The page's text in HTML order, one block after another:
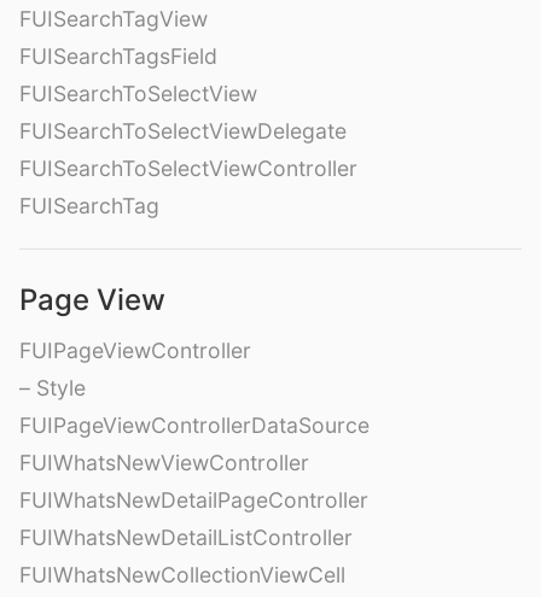
FUISearchTagView
FUISearchTagsField
FUISearchToSelectView
FUISearchToSelectViewDelegate
FUISearchToSelectViewController
FUISearchTag
Page View
FUIPageViewController
– Style
FUIPageViewControllerDataSource
FUIWhatsNewViewController
FUIWhatsNewDetailPageController
FUIWhatsNewDetailListController
FUIWhatsNewCollectionViewCell